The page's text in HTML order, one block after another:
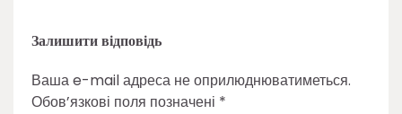
Залишити відповідь
Ваша e-mail адреса не оприлюднюватиметься.
Обов’язкові поля позначені *